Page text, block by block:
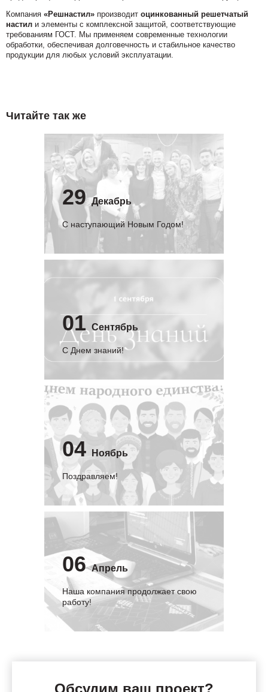
Компания «Решнастил» производит оцинкованный решетчатый
настил и элементы с комплексной защитой, соответствующие
требованиям ГОСТ. Мы применяем современные технологии
обработки, обеспечивая долговечность и стабильное качество
продукции для любых условий эксплуатации.
Читайте так же
29 Декабрь
С наступающий Новым Годом!
01 Сентябрь
C Днем знаний!
04 Ноябрь
Поздравляем!
06 Апрель
Наша компания продолжает свою
работу!
Обсудим ваш проект?